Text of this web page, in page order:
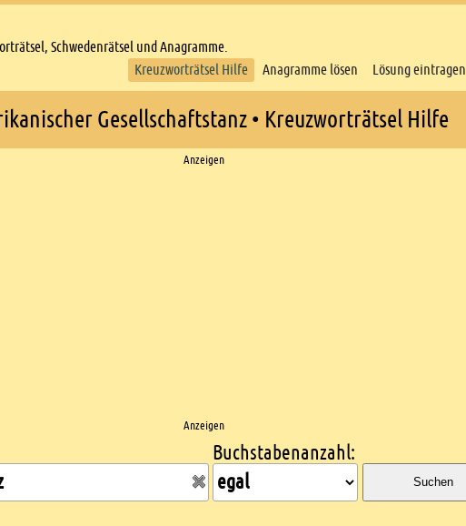
Schwedenrätsel und Anagramme.
Kreuzworträtsel Hilfe
Anagramme lösen Lösung eintragen
Gesellschaftstanz • Kreuzworträtsel Hilfe
Anzeigen
Anzeigen
Buchstabenanzahl:
Suchen